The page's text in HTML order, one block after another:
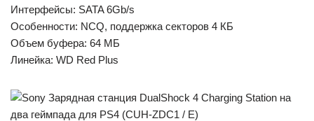
Интерфейсы: SATA 6Gb/s
Особенности: NCQ, поддержка секторов 4 КБ
Объем буфера: 64 МБ
Линейка: WD Red Plus